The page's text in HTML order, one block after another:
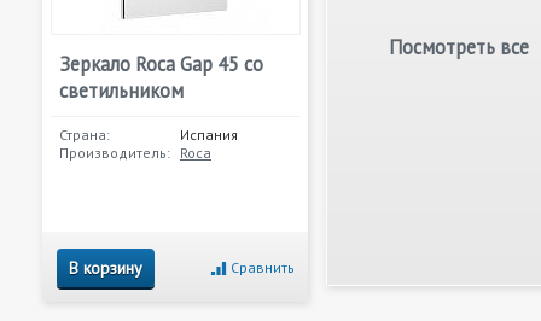
Зеркало Roca Gap 45 со
светильником
Страна:
Испания
Производитель: Roca
В корзину Сравнить
Посмотреть все